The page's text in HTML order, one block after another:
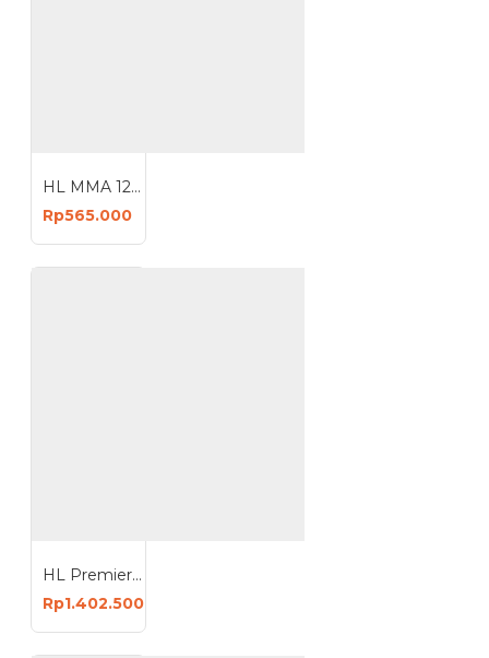
HL MMA 120 Mesin Travo Las Welding Machine Inverter IGBT 450W
Rp565.000
HL Premier 120 V2.0 Inverter Mesin Las Industri Travo 4.8 KVA
Rp1.402.500